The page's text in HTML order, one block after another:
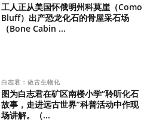
工人正从美国怀俄明州科莫崖（Como
Bluff）出产恐龙化石的骨屋采石场
（Bone Cabin ...
白志君：做古生物化
图为白志君在矿区南楼小学“聆听化石
故事，走进远古世界”科普活动中作现
场讲解。（...